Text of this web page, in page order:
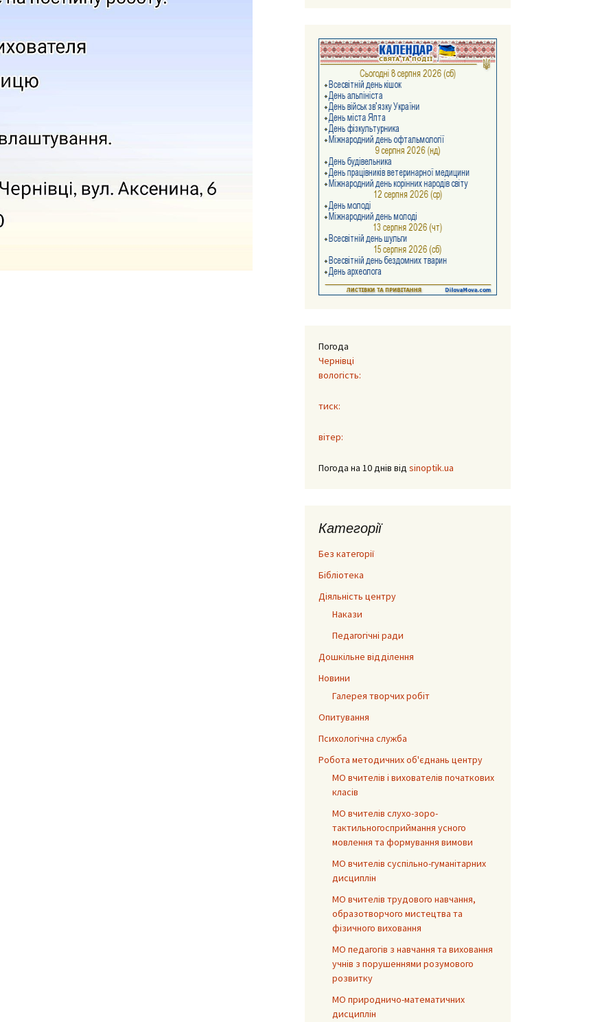
з
і
Погода
Чернівці
вологість:
тиск:
вітер:
Погода на 10 днів від sinoptik.ua
Категорії
Без категорії
Бібліотека
Діяльність центру
Накази
Педагогічні ради
Дошкільне відділення
Новини
Галерея творчих робіт
Опитування
Психологічна служба
Робота методичних об'єднань центру
МО вчителів і вихователів початкових
класів
МО вчителів слухо-зоро-
тактильногосприймання усного
мовлення та формування вимови
МО вчителів суспільно-гуманітарних
дисциплін
МО вчителів трудового навчання,
образотворчого мистецтва та
фізичного виховання
МО педагогів з навчання та виховання
учнів з порушеннями розумового
розвитку
МО природничо-математичних
дисциплін